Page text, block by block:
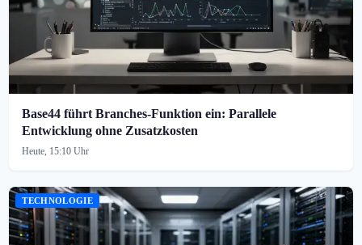
Base44 führt Branches-Funktion ein: Parallele
Entwicklung ohne Zusatzkosten
Heute, 15:10 Uhr
TECHNOLOGIE